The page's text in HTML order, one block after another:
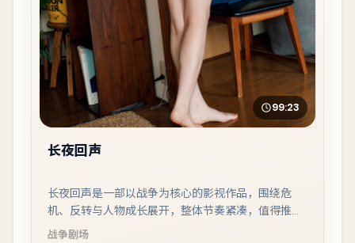
99:23
长夜回声
长夜回声是一部以战争为核心的影视作品，围绕危
机、反转与人物成长展开，整体节奏紧凑，值得推荐
观看。
战争剧场